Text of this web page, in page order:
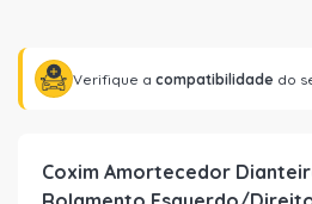
Verifique a compatibilidade do
Coxim Amortecedor